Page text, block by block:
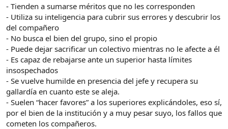
- Tienden a sumarse méritos que no les corresponden
- Utiliza su inteligencia para cubrir sus errores y descubrir los
del compañero
- No busca el bien del grupo, sino el propio
- Puede dejar sacrificar un colectivo mientras no le afecte a él
- Es capaz de rebajarse ante un superior hasta límites
insospechados
- Se vuelve humilde en presencia del jefe y recupera su
gallardía en cuanto este se aleja.
- Suelen “hacer favores” a los superiores explicándoles, eso sí,
por el bien de la institución y a muy pesar suyo, los fallos que
cometen los compañeros.